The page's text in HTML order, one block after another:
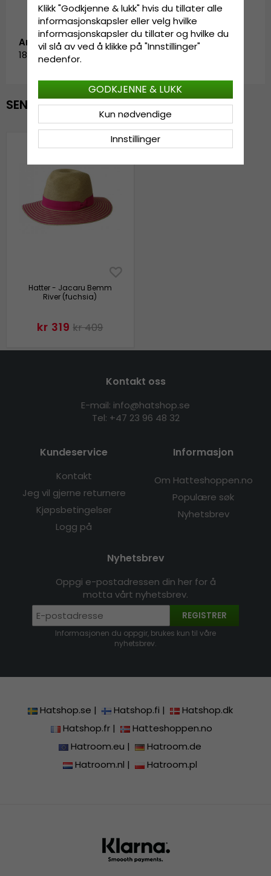
Artikkel-ID:
1833.fush
SENEST VISTE
Hatter - Jacaru Bemm
River (fuchsia)
kr 319 kr 409
Kontakt oss
E-mail: info@hatshop.se
Tel: +47 23 96 48 32
Kundeservice
Kontakt
Jeg vil gjerne returnere
Kjøpsbetingelser
Logg på
Informasjon
Om Hatteshoppen.no
Populære søk
Nyhetsbrev
Nyhetsbrev
Oppgi e-postadressen din her for å
motta vårt nyhetsbrev.
REGISTRER
Informasjonen du oppgir, brukes kun til våre
nyhetsbrev.
Hatshop.se | Hatshop.fi |
Hatshop.dk
Hatshop.fr|
Hatteshoppen.no
Hatroom.eu |
Hatroom.de
Hatroom.nl | Hatroom.pl
Klikk "Godkjenne & lukk" hvis du tillater alle
informasjonskapsler eller velg hvilke
informasjonskapsler du tillater og hvilke du
vil slå av ved å klikke på "Innstillinger"
nedenfor.
Innstillinger
Kun nødvendige
GODKJENNE & LUKK